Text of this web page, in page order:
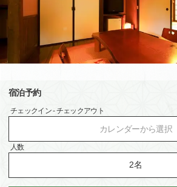
宿泊予約
チェックイン - チェックアウト
カレンダーから選択
人数